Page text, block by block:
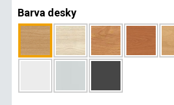
Barva desky